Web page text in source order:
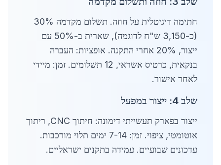
חתימה דיגיטלית על חוזה. תשלום מקדמה 30%
(כ-3,150 ש"ח לדוגמה), שארית ב-50% עם
ייצור, 20% אחרי התקנה. אופציות: העברה
בנקאית, כרטיס אשראי, 12 תשלומים. זמן: מיידי
לאחר אישור.
שלב 4: ייצור במפעל
ייצור בפארק תעשייתי דימונה: חיתוך CNC, ריתוך
אוטומטי, ציפוי. זמן: 7-14 ימים תלוי מורכבות.
עדכונים שבועיים. עמידה בתקנים ישראליים.